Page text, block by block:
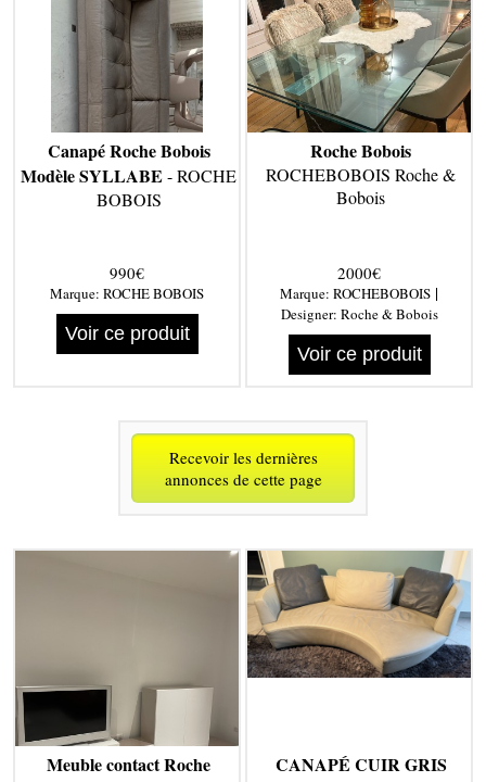
Canapé Roche Bobois
Modèle SYLLABE - ROCHE
BOBOIS
990€
Marque: ROCHE BOBOIS
Voir ce produit
Roche Bobois
ROCHEBOBOIS Roche &
Bobois
2000€
Marque: ROCHEBOBOIS |
Designer: Roche & Bobois
Voir ce produit
Recevoir les dernières
annonces de cette page
Meuble contact Roche
CANAPÉ CUIR GRIS